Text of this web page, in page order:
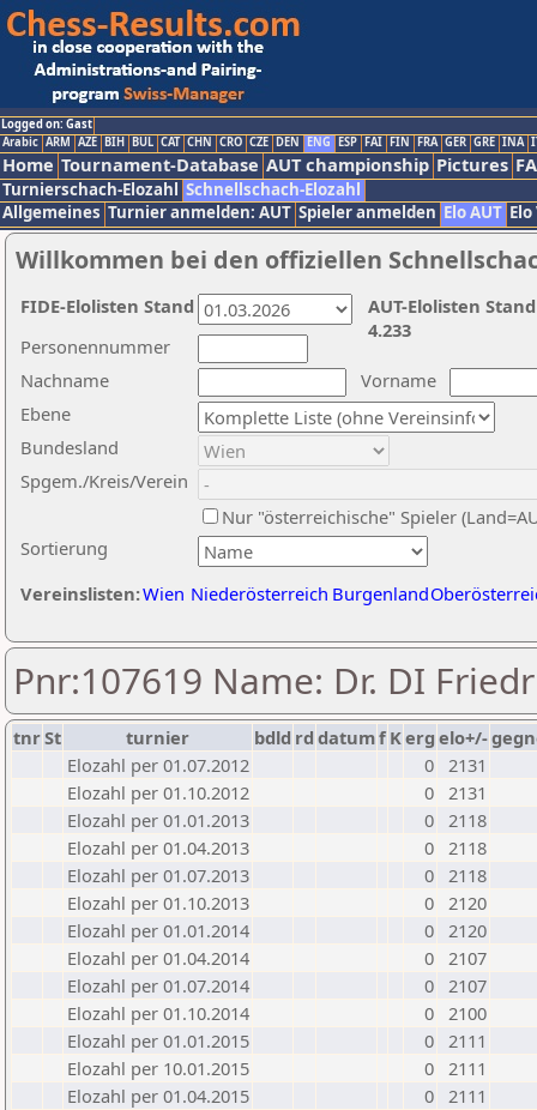
Logged on: Gast
Arabic ARM AZE BIH BUL CAT CHN CRO CZE DEN ENG ESP FAI FIN FRA GER GRE INA
Home Tournament-Database AUT championship Pictures
Turnierschach-Elozahl Schnellschach-Elozahl
Allgemeines Turnier anmelden: AUT Spieler anmelden Elo AUT
Willkommen bei den offiziellen
Nachname
Vorname
Ebene
Sortierung
Personennummer
Bundesland
Spgem./Kreis/Verein
Nur "österreichische" Spieler
Vereinslisten:Wien Niederösterreich Burgenland
AUT-Elolisten
4.233
FIDE-Elolisten Stand
Pnr:107619 Name: Dr. DI
tnrSt turnier bdld rd datumf Kerg elo+/-
Elozahl per 01.07.2012
0 2131
Elozahl per 01.10.2012
0 2131
Elozahl per 01.01.2013
0 2118
Elozahl per 01.04.2013
0 2118
Elozahl per 01.07.2013
0 2118
Elozahl per 01.10.2013
0 2120
Elozahl per 01.01.2014
0 2120
Elozahl per 01.04.2014
0 2107
Elozahl per 01.07.2014
0 2107
Elozahl per 01.10.2014
0 2100
Elozahl per 01.01.2015
0 2111
Elozahl per 10.01.2015
0 2111
Elozahl per 01.04.2015
0 2111